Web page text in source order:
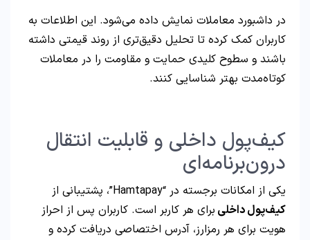
در داشبورد معاملات نمایش داده می‌شود. این اطلاعات به
کاربران کمک کرده تا تحلیل دقیق‌تری از روند قیمتی داشته
باشند و سطوح کلیدی حمایت و مقاومت را در معاملات
کوتاه‌مدت بهتر شناسایی کنند.
کیف‌پول داخلی و قابلیت انتقال
درون‌برنامه‌ای
یکی از امکانات برجسته در “Hamtapay”، پشتیبانی از
کیف‌پول داخلی برای هر کاربر است. کاربران پس از احراز
هویت برای هر رمزارز، آدرس اختصاصی دریافت کرده و